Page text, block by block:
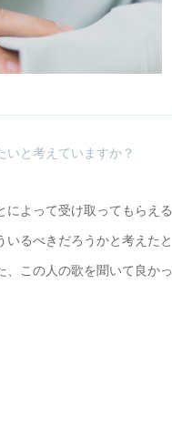
と考えていますか？
よって受け取ってもらえる
るべきだろうかと考えたと
この人の歌を聞いて良かっ